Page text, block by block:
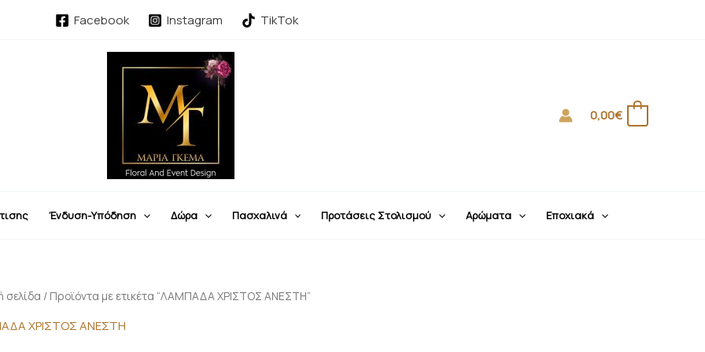
Facebook Instagram TikTok
0,00€
Ένδυση-Υπόδηση Δώρα Πασχαλινά Προτάσεις Στολισμού Αρώματα Εποχιακά
σελίδα / Προϊόντα με ετικέτα “ΛΑΜΠΑΔΑ ΧΡΙΣΤΟΣ ΑΝΕΣΤΗ”
ΧΡΙΣΤΟΣ ΑΝΕΣΤΗ